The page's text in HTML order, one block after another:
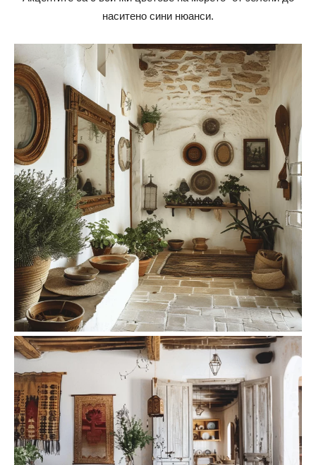
наситено сини нюанси.